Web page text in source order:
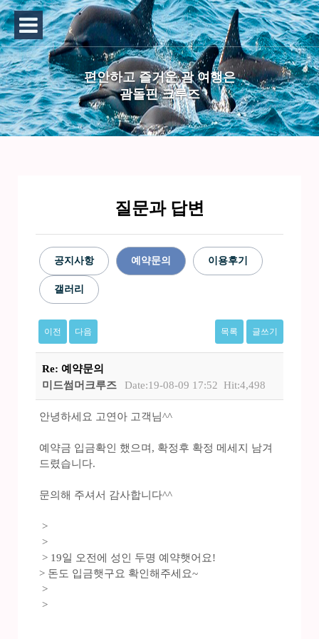
편안하고 즐거운 괌 여행은
괌돌핀 크루즈
질문과 답변
공지사항 예약문의 이용후기
갤러리
이전 다음 목록 글쓰기
Re: 예약문의
미드썸머크루즈
Date:19-08-09 17:52 Hit:4,498
안녕하세요 고연아 고객님^^
예약금 입금확인 했으며, 확정후 확정 메세지 남겨
드렸습니다.
문의해 주셔서 감사합니다^^
>
>
> 19일 오전에 성인 두명 예약햇어요!
> 돈도 입금햇구요 확인해주세요~
>
>